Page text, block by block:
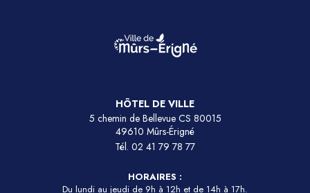
HÔTEL DE VILLE
5 chemin de Bellevue CS 80015
49610 Mûrs-Érigné
Tél. 02 41 79 78 77
HORAIRES :
Du lundi au jeudi de 9h à 12h et de 14h à 17h.